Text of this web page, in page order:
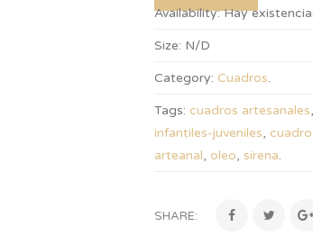
Availability: Hay
Size: N/D
Category: Cuadros.
Tags: cuadros artesanales
infantiles-juveniles,
arteanal,oleo, sirena.
SHARE: